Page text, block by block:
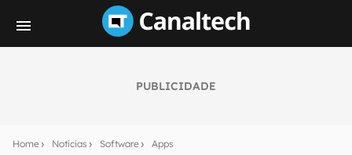
PUBLICIDADE
Home Notícias Software Apps
notícias e reviews sobre tecnologia em primeira